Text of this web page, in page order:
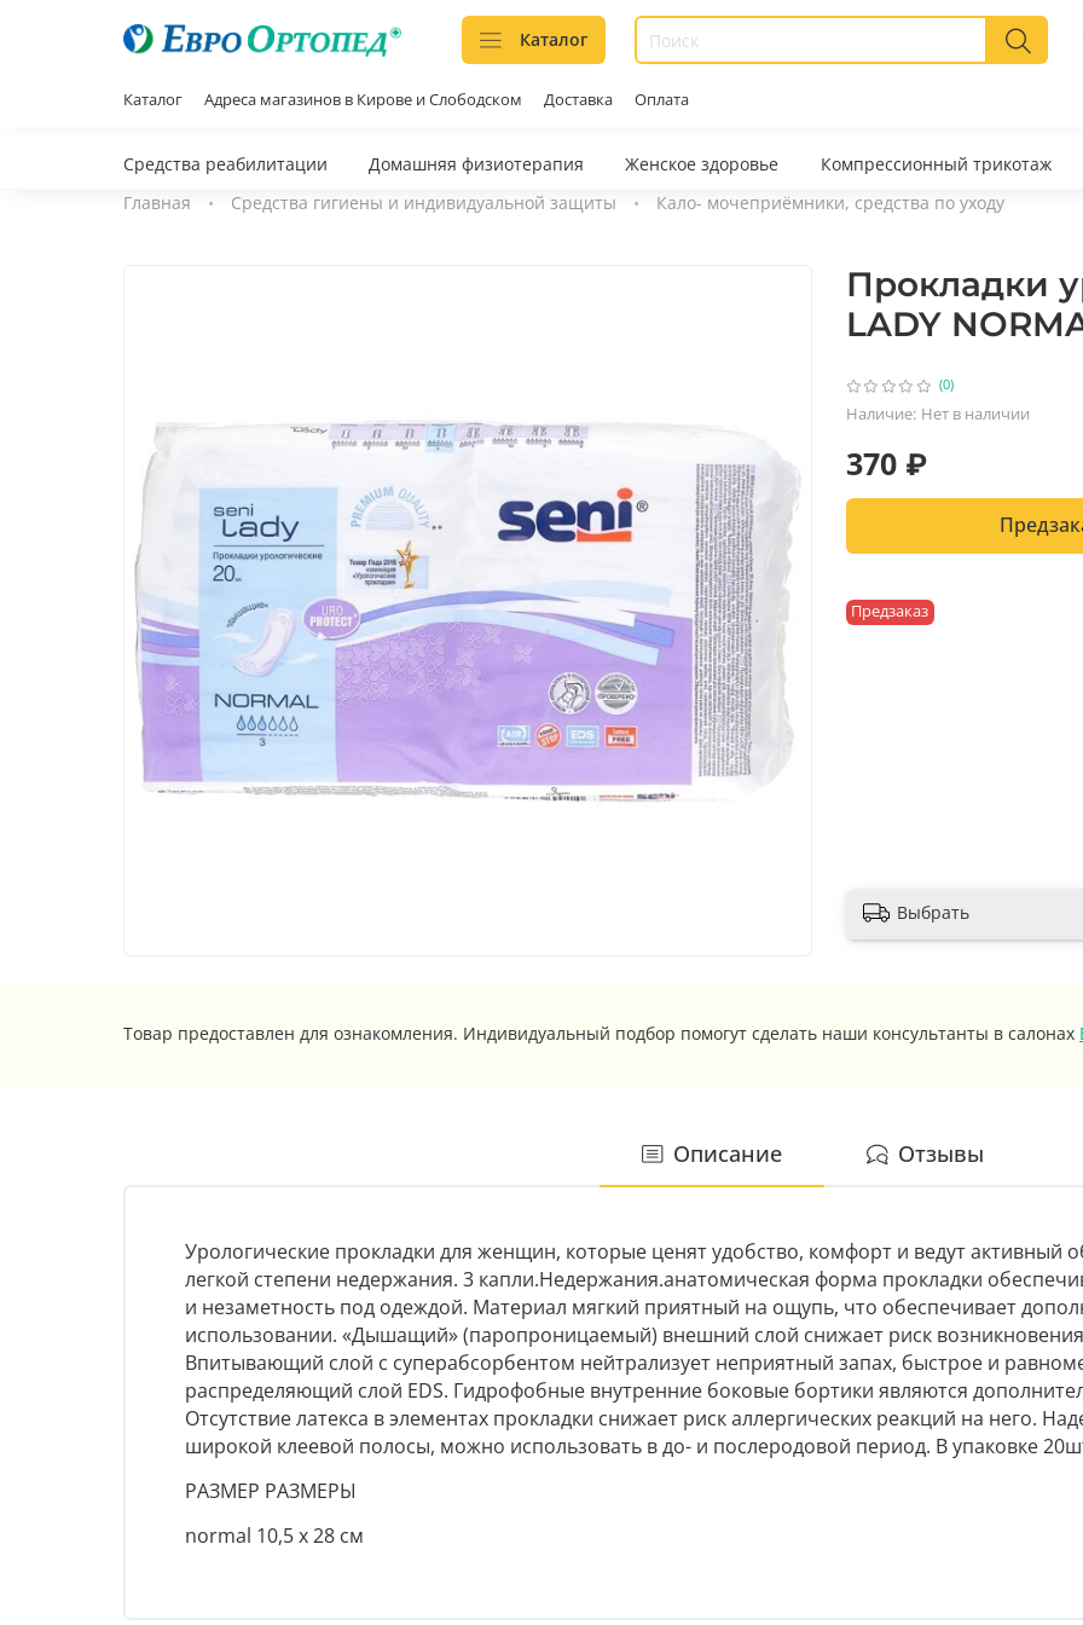
Каталог
Каталог Адреса магазинов в Кирове и Слободском Доставка Оплата
Средства реабилитации Домашняя физиотерапия Женское здоровье Компрессионный трикотаж
Главная
Средства гигиены и индивидуальной защиты Кало- мочеприёмники, средства по уходу
(0)
Наличие: Нет в наличии
Предзаказ
Прокладки
LADY
370 ₽
Выбрать
Товар предоставлен для ознакомления. Индивидуальный подбор помогут сделать наши консультанты в салонах
Описание Отзывы
Урологические прокладки для женщин, которые ценят удобство, комфорт и ведут активный
легкой степени недержания. 3 капли.Недержания.анатомическая форма прокладки
и незаметность под одеждой. Материал мягкий приятный на ощупь, что обеспечивает
использовании. «Дышащий» (паропроницаемый) внешний слой снижает риск
Впитывающий слой с суперабсорбентом нейтрализует неприятный запах, быстрое и
распределяющий слой EDS. Гидрофобные внутренние боковые бортики являются
Отсутствие латекса в элементах прокладки снижает риск аллергических реакций на него.
широкой клеевой полосы, можно использовать в до- и послеродовой период. В упаковке
РАЗМЕР РАЗМЕРЫ
normal 10,5 x 28 см